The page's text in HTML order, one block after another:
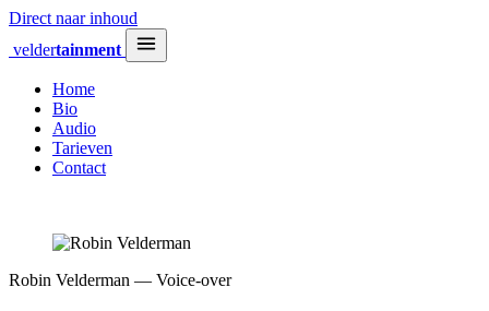
Direct naar inhoud
veldertainment
Home
Bio
Audio
Tarieven
Contact
Robin Velderman — Voice-over